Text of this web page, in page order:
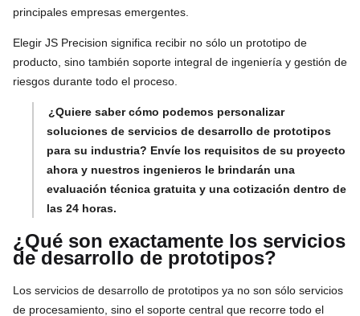
principales empresas emergentes.
Elegir JS Precision significa recibir no sólo un prototipo de
producto, sino también soporte integral de ingeniería y gestión de
riesgos durante todo el proceso.
¿Quiere saber cómo podemos personalizar
soluciones de servicios de desarrollo de prototipos
para su industria? Envíe los requisitos de su proyecto
ahora y nuestros ingenieros le brindarán una
evaluación técnica gratuita y una cotización dentro de
las 24 horas.
¿Qué son exactamente los servicios
de desarrollo de prototipos?
Los servicios de desarrollo de prototipos ya no son sólo servicios
de procesamiento, sino el soporte central que recorre todo el